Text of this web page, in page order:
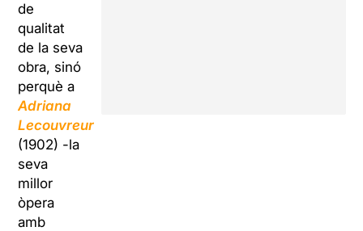
de
qualitat
de la seva
obra, sinó
perquè a
Adriana
Lecouvreur
(1902) -la
seva
millor
òpera
amb